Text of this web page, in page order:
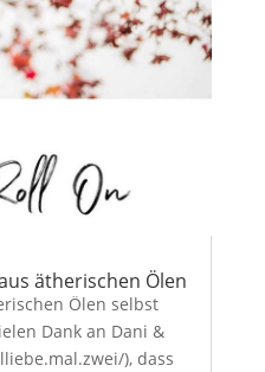
ätherischen Ölen
Ölen selbst
Dank an Dani &
), dass